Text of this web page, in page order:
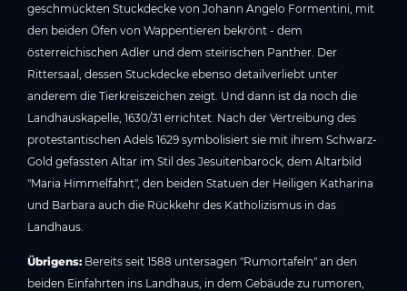
geschmückten Stuckdecke von Johann Angelo Formentini, mit
den beiden Öfen von Wappentieren bekrönt - dem
österreichischen Adler und dem steirischen Panther. Der
Rittersaal, dessen Stuckdecke ebenso detailverliebt unter
anderem die Tierkreiszeichen zeigt. Und dann ist da noch die
Landhauskapelle, 1630/31 errichtet. Nach der Vertreibung des
protestantischen Adels 1629 symbolisiert sie mit ihrem Schwarz-
Gold gefassten Altar im Stil des Jesuitenbarock, dem Altarbild
"Maria Himmelfahrt", den beiden Statuen der Heiligen Katharina
und Barbara auch die Rückkehr des Katholizismus in das
Landhaus.
Übrigens: Bereits seit 1588 untersagen "Rumortafeln" an den
beiden Einfahrten ins Landhaus, in dem Gebäude zu rumoren,